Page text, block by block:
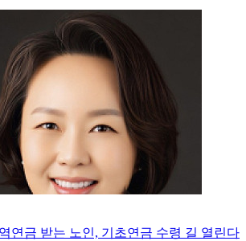
연금 받는 노인, 기초연금 수령 길 열린다